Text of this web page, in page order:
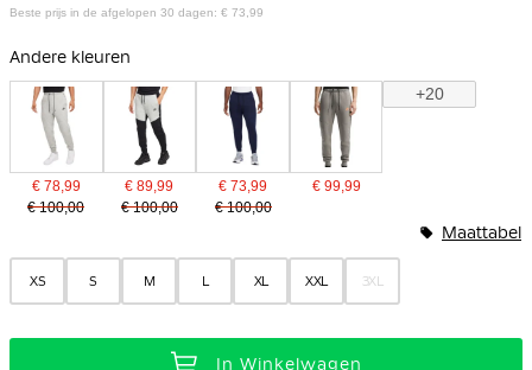
van
gallerij
Beste prijs in de afgelopen 30 dagen: € 73,99
Andere kleuren
€ 78,99
€ 100,00
€ 89,99
€ 100,00
€ 73,99
€ 100,00
€ 99,99
+20
XS S M L XL XXL 3XL
Maattabel
In Winkelwagen